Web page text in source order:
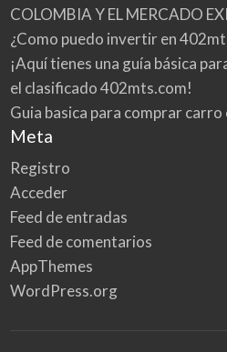
COLOMBIA Y EL MERCADO
¿Como puedo invertir en
¡Aquí tienes una guía básica
el clasificado 402mts.com!
Guia basica para comprar carro
Meta
Registro
Acceder
Feed de entradas
Feed de comentarios
AppThemes
WordPress.org